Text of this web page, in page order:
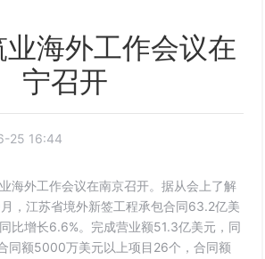
海外工作会议在
宁召开
25 16:44
外工作会议在南京召开。据从会上了解
，江苏省境外新签工程承包合同63.2亿美
比增长6.6%。完成营业额51.3亿美元，同
同额5000万美元以上项目26个，合同额